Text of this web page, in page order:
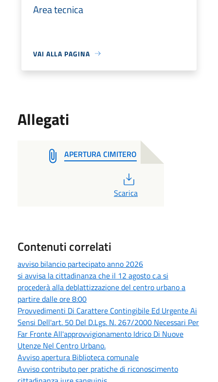
Area tecnica
VAI ALLA PAGINA
Allegati
APERTURA CIMITERO
Scarica
Contenuti correlati
avviso bilancio partecipato anno 2026
si avvisa la cittadinanza che il 12 agosto c.a si
procederà alla deblattizzazione del centro urbano a
partire dalle ore 8:00
Provvedimenti Di Carattere Contingibile Ed Urgente Ai
Sensi Dell'art. 50 Del D.Lgs. N. 267/2000 Necessari Per
Far Fronte All'approvvigionamento Idrico Di Nuove
Utenze Nel Centro Urbano.
Avviso apertura Biblioteca comunale
Avviso contributo per pratiche di riconoscimento